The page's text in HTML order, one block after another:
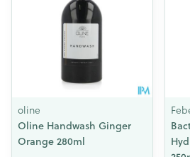
oline
Oline Handwash Ginger
Orange 280ml